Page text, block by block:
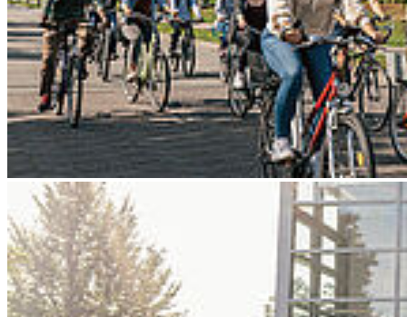
Go to slide 6
Go to slide 7
Go to slide 8
Go to slide 9
Zurück
Abschied von Prof. Gerhard Friedrich
11/26/2025